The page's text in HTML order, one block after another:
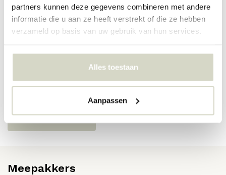
partners kunnen deze gegevens combineren met andere
informatie die u aan ze heeft verstrekt of die ze hebben
verzameld op basis van uw gebruik van hun services.
Alles toestaan
Aanpassen
SKU 4536300100
EAN 0644911009341
Meepakkers